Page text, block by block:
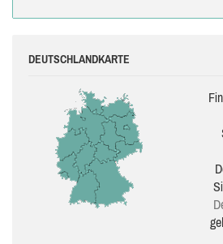
DEUTSCHLANDKARTE